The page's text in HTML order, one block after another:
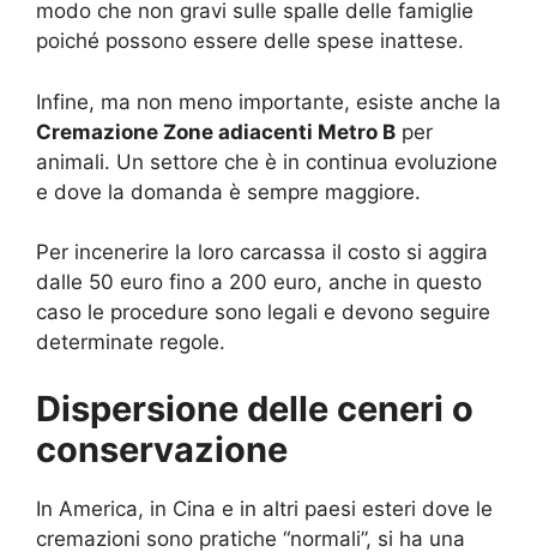
modo che non gravi sulle spalle delle famiglie
poiché possono essere delle spese inattese.
Infine, ma non meno importante, esiste anche la
Cremazione Zone adiacenti Metro B per
animali. Un settore che è in continua evoluzione
e dove la domanda è sempre maggiore.
Per incenerire la loro carcassa il costo si aggira
dalle 50 euro fino a 200 euro, anche in questo
caso le procedure sono legali e devono seguire
determinate regole.
Dispersione delle ceneri o
conservazione
In America, in Cina e in altri paesi esteri dove le
cremazioni sono pratiche “normali”, si ha una